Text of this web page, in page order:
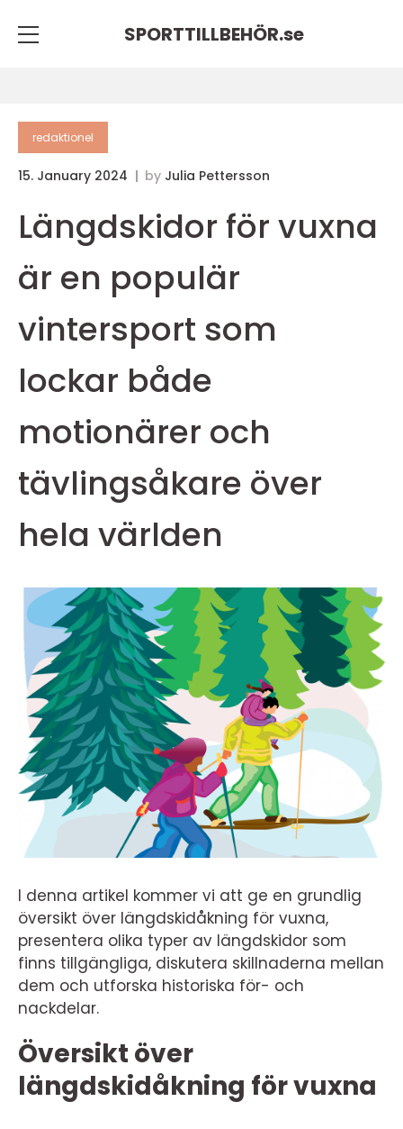
SPORTTILLBEHÖR.se
redaktionel
15. January 2024 by Julia Pettersson
Längdskidor för vuxna
är en populär
vintersport som
lockar både
motionärer och
tävlingsåkare över
hela världen
I denna artikel kommer vi att ge en grundlig
översikt över längdskidåkning för vuxna,
presentera olika typer av längdskidor som
finns tillgängliga, diskutera skillnaderna mellan
dem och utforska historiska för- och
nackdelar.
Översikt över
längdskidåkning för vuxna